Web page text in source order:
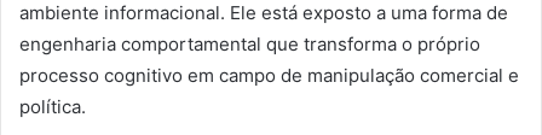
ambiente informacional. Ele está exposto a uma forma de
engenharia comportamental que transforma o próprio
processo cognitivo em campo de manipulação comercial e
política.